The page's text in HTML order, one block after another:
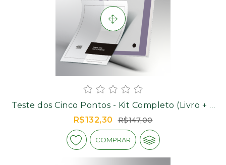
Teste dos Cinco Pontos - Kit Completo (Livro + 2
Livros de Aplicação)
R$132,30 R$147,00
COMPRAR